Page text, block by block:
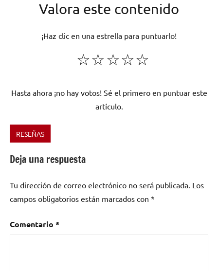
Valora este contenido
¡Haz clic en una estrella para puntuarlo!
☆
☆
☆
☆
☆
Hasta ahora ¡no hay votos! Sé el primero en puntuar este
artículo.
Argentina,
aires,
Claudio
De
Nuestra
RESEÑAS
Deja una respuesta
Tu dirección de correo electrónico no será publicada. Los
campos obligatorios están marcados con *
Comentario *